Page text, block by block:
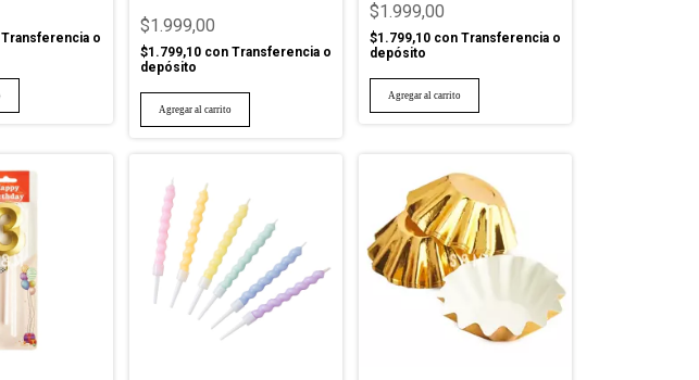
Transferencia o
$1.999,00
$1.799,10 con Transferencia o
depósito
$1.999,00
$1.799,10 con Transferencia o
depósito